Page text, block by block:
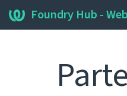
Foundry Hub -